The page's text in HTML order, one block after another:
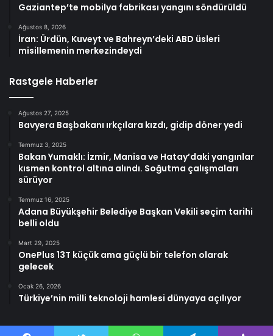
Gaziantep’te mobilya fabrikası yangını söndürüldü
Ağustos 8, 2026
İran: Ürdün, Kuveyt ve Bahreyn’deki ABD üsleri
misillemenin merkezindeydi
Rastgele Haberler
Ağustos 27, 2025
Bavyera Başbakanı ırkçılara kızdı, gidip döner yedi
Temmuz 3, 2025
Bakan Yumaklı: İzmir, Manisa ve Hatay’daki yangınlar
kısmen kontrol altına alındı. Soğutma çalışmaları
sürüyor
Temmuz 16, 2025
Adana Büyükşehir Belediye Başkan Vekili seçim tarihi
belli oldu
Mart 29, 2025
OnePlus 13T küçük ama güçlü bir telefon olarak
gelecek
Ocak 26, 2026
Türkiye’nin milli teknoloji hamlesi dünyaya açılıyor